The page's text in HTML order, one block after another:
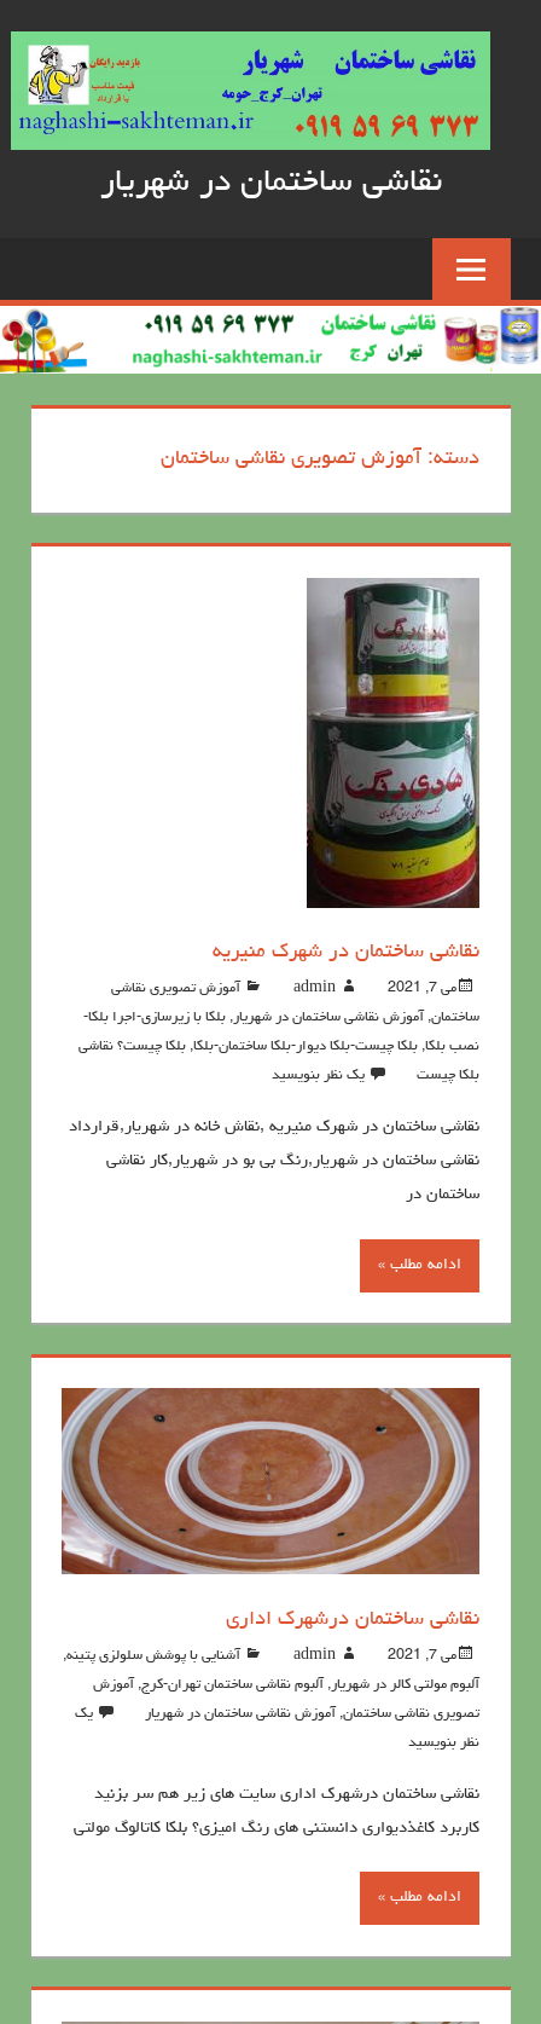
نقاشی ساختمان در شهریار
دسته: آموزش تصویری نقاشی ساختمان
نقاشی ساختمان در شهرک منیریه
می 7, 2021 admin
آموزش تصویری نقاشی
ساختمان, آموزش نقاشی ساختمان در شهریار, بلکا با زیرسازی-اجرا بلکا-
نصب بلکا, بلکا چیست-بلکا دیوار-بلکا ساختمان-بلکا, بلکا چیست؟ نقاشی
بلکا چیست
یک نظر بنویسید
نقاشی ساختمان در شهرک منیریه ,نقاش خانه در شهریار,قرارداد
نقاشی ساختمان در شهریار,رنگ بی بو در شهریار,کار نقاشی
ساختمان در
ادامه مطلب »
نقاشی ساختمان درشهرک اداری
می 7, 2021 admin آشنايي با پوشش سلولزي پتينه,
آلبوم مولتی کالر در شهریار , آلبوم نقاشی ساختمان تهران-کرج, آموزش
تصویری نقاشی ساختمان, آموزش نقاشی ساختمان در شهریار
یک
نظر بنویسید
نقاشی ساختمان درشهرک اداری سایت های زیر هم سر بزنید
کاربرد کاغذدیواری دانستنی های رنگ امیزی؟ بلکا کاتالوگ مولتی
ادامه مطلب »